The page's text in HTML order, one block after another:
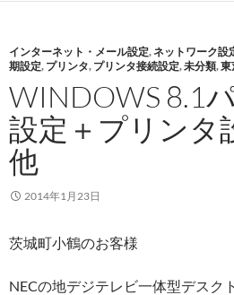
インターネット・メール設定,ネットワーク設
期設定, プリンタ, プリンタ接続設定,未分類,東
WINDOWS 8.1
設定＋プリンタ
他
2014年1月23日
茨城町小鶴のお客様
NECの地デジテレビ一体型デスク